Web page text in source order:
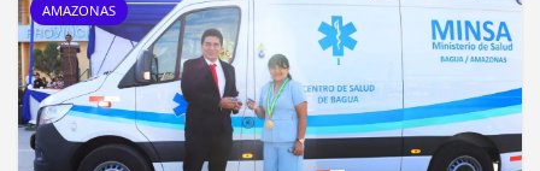
AMAZONAS